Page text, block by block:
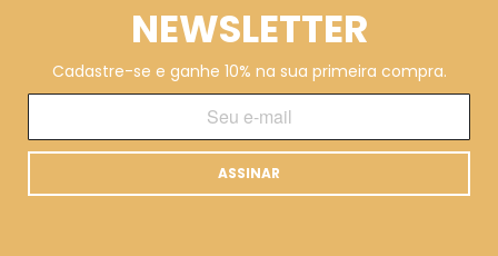
NEWSLETTER
Cadastre-se e ganhe 10% na sua primeira compra.
ASSINAR